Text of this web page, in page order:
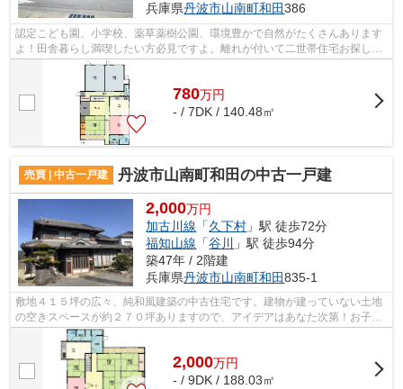
兵庫県丹波市山南町和田386
認定こども園、小学校、薬草薬樹公園、環境豊かで自然がたくさんあります
よ！田舎暮らし満喫したい方必見ですよ。離れが付いて二世帯住宅お探しの
方に最適です。家庭菜園できる畑付き...
780万円
- / 7DK / 140.48㎡
売買 | 中古一戸建 丹波市山南町和田の中古一戸建
2,000万円
加古川線 「久下村 」駅 徒歩72分
福知山線 「谷川
」駅 徒歩94分
築47年 / 2階建
兵庫県丹波市山南町和田835-1
敷地４１５坪の広々、純和風建築の中古住宅です。建物が建っていない土地
の空きスペースが約２７０坪ありますので、アイデアはあなた次第！お子さ
んの遊び場所、ドッグランも！
2,000万円
- / 9DK / 188.03㎡